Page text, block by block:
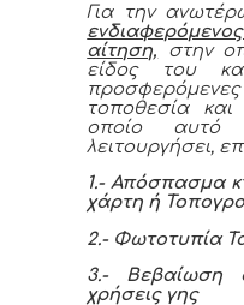
Για την
αίτηση, στην
είδος του
τοποθεσία
οποίο αυτό
λειτουργήσει,
1.- Απόσπασμα
χάρτη ή
2.- Φωτοτυπία
3.- Βεβαίωση
χρήσεις γης